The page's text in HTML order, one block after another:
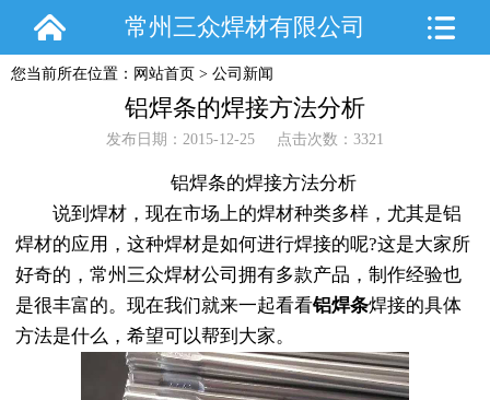
常州三众焊材有限公司
您当前所在位置： 网站首页 > 公司新闻
铝焊条的焊接方法分析
发布日期：2015-12-25 点击次数：3321
铝焊条的焊接方法分析
说到焊材，现在市场上的焊材种类多样，尤其是铝
焊材的应用，这种焊材是如何进行焊接的呢?这是大家所
好奇的，常州三众焊材公司拥有多款产品，制作经验也
是很丰富的。现在我们就来一起看看铝焊条焊接的具体
方法是什么，希望可以帮到大家。